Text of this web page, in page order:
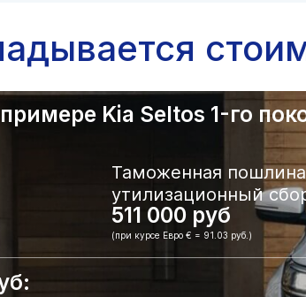
Kia Seltos 1-го
Таможенная
утилизационный
511 000 руб
(при курсе Евро € = 91.03 руб.)